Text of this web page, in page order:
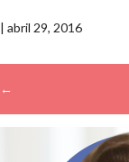
| abril 29, 2016
←